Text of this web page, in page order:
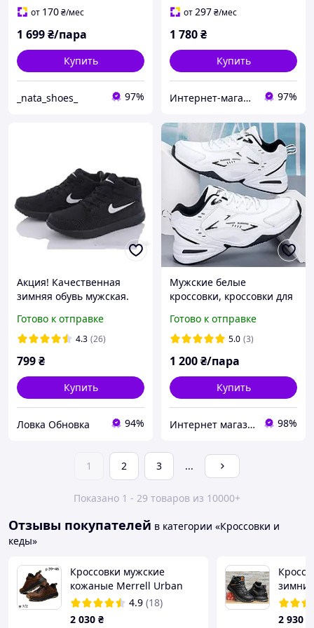
от 170₴/мес
1 699₴/пара
Купить
_nata_shoes_ 97%
от297₴/мес
1 780₴
Купить
Интернет-магазин «Step Master» 97%
Акция! Качественная
зимняя обувь мужская.
ботинки, кроссовки,
Готово к отправке
4.3 (26)
799₴
Купить
Ловка Обновка 94%
Мужские белые
кроссовки, кроссовки для
беговые кроссовки
мужские
Готово к отправке
5.0 (3)
1 200₴/пара
Купить
Интернет магазин Семицвет 98%
1 2 3 ...
Показано 1 - 29 товаров из 10000+
Отзывы покупателей в категории «Кроссовки и
кеды»
Кроссовки мужские
кожаные Merrell Urban
Nubuck Brown
4.9 (18)
2 030 ₴ 2 930